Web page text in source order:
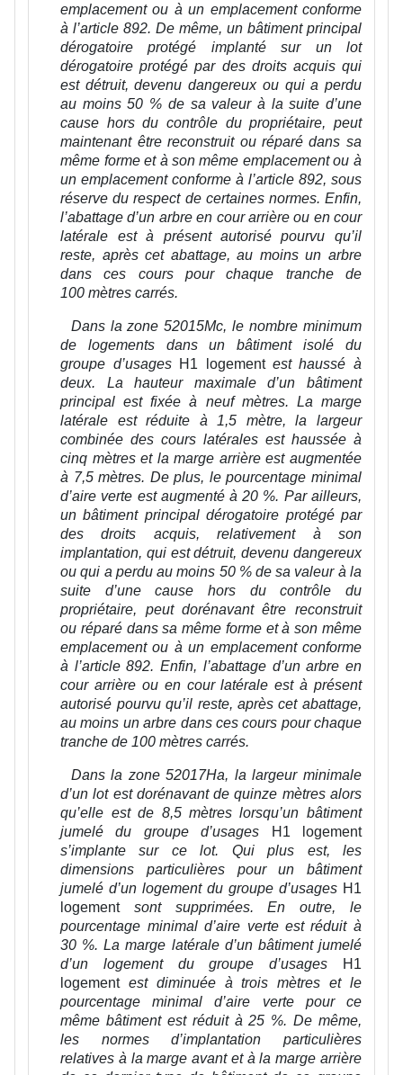
emplacement ou à un emplacement conforme
à l’article 892. De même, un bâtiment principal
dérogatoire protégé implanté sur un lot
dérogatoire protégé par des droits acquis qui
est détruit, devenu dangereux ou qui a perdu
au moins 50 % de sa valeur à la suite d’une
cause hors du contrôle du propriétaire, peut
maintenant être reconstruit ou réparé dans sa
même forme et à son même emplacement ou à
un emplacement conforme à l’article 892, sous
réserve du respect de certaines normes. Enfin,
l’abattage d’un arbre en cour arrière ou en cour
latérale est à présent autorisé pourvu qu’il
reste, après cet abattage, au moins un arbre
dans ces cours pour chaque tranche de
100 mètres carrés.
Dans la zone 52015Mc, le nombre minimum
de logements dans un bâtiment isolé du
groupe d’usages H1 logement est haussé à
deux. La hauteur maximale d’un bâtiment
principal est fixée à neuf mètres. La marge
latérale est réduite à 1,5 mètre, la largeur
combinée des cours latérales est haussée à
cinq mètres et la marge arrière est augmentée
à 7,5 mètres. De plus, le pourcentage minimal
d’aire verte est augmenté à 20 %. Par ailleurs,
un bâtiment principal dérogatoire protégé par
des droits acquis, relativement à son
implantation, qui est détruit, devenu dangereux
ou qui a perdu au moins 50 % de sa valeur à la
suite d’une cause hors du contrôle du
propriétaire, peut dorénavant être reconstruit
ou réparé dans sa même forme et à son même
emplacement ou à un emplacement conforme
à l’article 892. Enfin, l’abattage d’un arbre en
cour arrière ou en cour latérale est à présent
autorisé pourvu qu’il reste, après cet abattage,
au moins un arbre dans ces cours pour chaque
tranche de 100 mètres carrés.
Dans la zone 52017Ha, la largeur minimale
d’un lot est dorénavant de quinze mètres alors
qu’elle est de 8,5 mètres lorsqu’un bâtiment
jumelé du groupe d’usages
H1 logement
s’implante sur ce lot. Qui plus est, les
dimensions particulières pour un bâtiment
jumelé d’un logement du groupe d’usages H1
logement sont supprimées. En outre, le
pourcentage minimal d’aire verte est réduit à
30 %. La marge latérale d’un bâtiment jumelé
d’un logement du groupe d’usages
H1
logement est diminuée à trois mètres et le
pourcentage minimal d’aire verte pour ce
même bâtiment est réduit à 25 %. De même,
les normes d’implantation particulières
relatives à la marge avant et à la marge arrière